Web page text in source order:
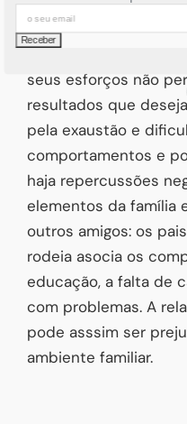
constantes e recados
Frequentemente
seus esforços não
resultados que
pela exaustão e
comportamentos e
haja repercussões
elementos da família
outros amigos: os
rodeia asocia os
educação, a falta de
com problemas. A
pode asssim ser
ambiente familiar.